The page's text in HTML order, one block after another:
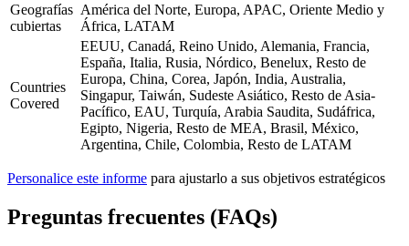
Geografías
cubiertas
América del Norte, Europa, APAC, Oriente Medio y
África, LATAM
Countries
Covered
EEUU, Canadá, Reino Unido, Alemania, Francia,
España, Italia, Rusia, Nórdico, Benelux, Resto de
Europa, China, Corea, Japón, India, Australia,
Singapur, Taiwán, Sudeste Asiático, Resto de Asia-
Pacífico, EAU, Turquía, Arabia Saudita, Sudáfrica,
Egipto, Nigeria, Resto de MEA, Brasil, México,
Argentina, Chile, Colombia, Resto de LATAM
Personalice este informe para ajustarlo a sus objetivos estratégicos
Preguntas frecuentes (FAQs)